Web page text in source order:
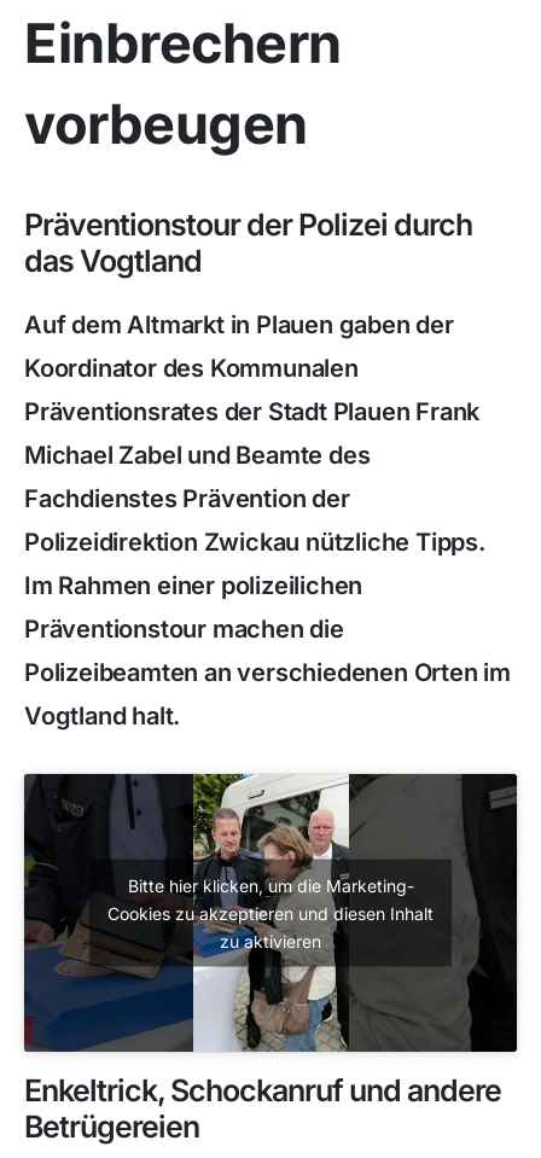
Einbrechern
vorbeugen
Präventionstour der Polizei durch
das Vogtland
Auf dem Altmarkt in Plauen gaben der
Koordinator des Kommunalen
Präventionsrates der Stadt Plauen Frank
Michael Zabel und Beamte des
Fachdienstes Prävention der
Polizeidirektion Zwickau nützliche Tipps.
Im Rahmen einer polizeilichen
Präventionstour machen die
Polizeibeamten an verschiedenen Orten im
Vogtland halt.
Bitte hier klicken, um die Marketing-
Cookies zu akzeptieren und diesen Inhalt
zu aktivieren
Enkeltrick, Schockanruf und andere
Betrügereien